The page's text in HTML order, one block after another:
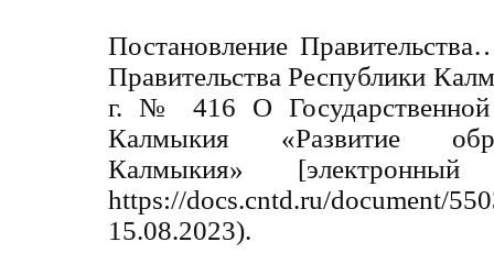
Постановление
Правительства Республики
г. № 416 О Государственной
Калмыкия «Развитие
Калмыкия»
https://docs.cntd.ru/document/
15.08.2023).